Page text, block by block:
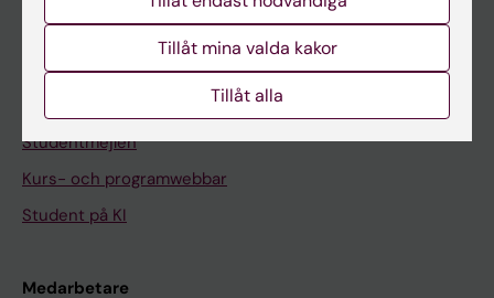
Ladok
Canvas
Studentmejlen
Kurs- och programwebbar
Student på KI
Medarbetare
Tillåt mina valda kakor
Tillåt alla